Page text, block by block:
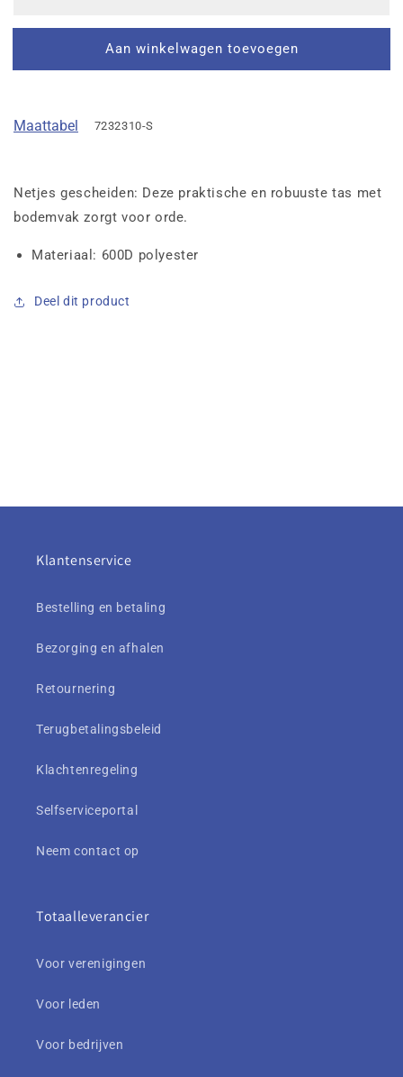
Aan winkelwagen toevoegen
Maattabel 7232310-S
Netjes gescheiden: Deze praktische en robuuste tas met
bodemvak zorgt voor orde.
Materiaal: 600D polyester
Deel dit product
Klantenservice
Bestelling en betaling
Bezorging en afhalen
Retournering
Terugbetalingsbeleid
Klachtenregeling
Selfserviceportal
Neem contact op
Totaalleverancier
Voor verenigingen
Voor leden
Voor bedrijven